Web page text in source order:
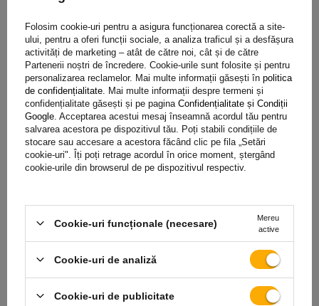
Reflector pentru lampă de lucru LED LAYTZ LY7305 72xLED
7000lm dreptunghiular
Cel mai mic preț al produsului în cele 30 de zile înainte de reducere:
Produs disponibil in cantități mari
Expediem pe data de 11 august
Adaugă
în coș
Folosim cookie-uri pentru a asigura funcționarea corectă a site-
ului, pentru a oferi funcții sociale, a analiza traficul și a desfășura
activități de marketing – atât de către noi, cât și de către
Partenerii noștri de încredere. Cookie-urile sunt folosite și pentru
personalizarea reclamelor. Mai multe informații găsești în politica
de confidențialitate . Mai multe informații despre termeni și
confidențialitate găsești și pe pagina Confidențialitate și Condiții
Google . Acceptarea acestui mesaj înseamnă acordul tău pentru
salvarea acestora pe dispozitivul tău. Poți stabili condițiile de
stocare sau accesare a acestora făcând clic pe fila „Setări
cookie-uri". Îți poți retrage acordul în orice moment, ștergând
cookie-urile din browserul de pe dispozitivul respectiv.
Cookie-uri funcționale (necesare)
Mereu
active
Cookie-uri de analiză
Cookie-uri de publicitate